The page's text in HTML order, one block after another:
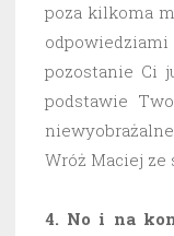
poza kilkoma
odpowiedziami
pozostanie Ci
podstawie
Wróż Maciej
4. No i na